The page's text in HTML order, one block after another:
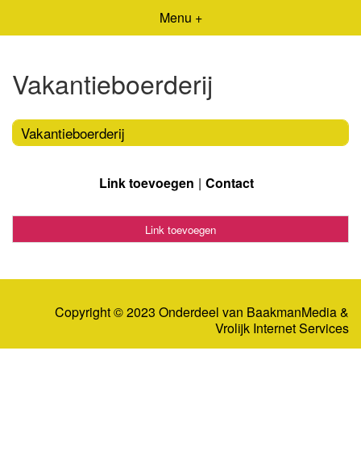
Menu +
Vakantieboerderij
Vakantieboerderij
Link toevoegen Contact
Link toevoegen
Copyright © 2023 Onderdeel van BaakmanMedia&
Vrolijk Internet Services